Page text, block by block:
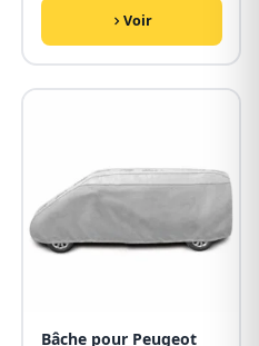
Voir
Bâche pour Peugeot